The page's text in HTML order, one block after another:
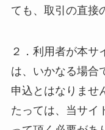
ても、取引の直接
２．利用者が本サ
は、いかなる場合
申込とはなりませ
たっては、当サイ